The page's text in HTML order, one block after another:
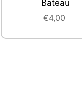
Bateau
€4,00